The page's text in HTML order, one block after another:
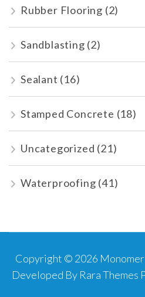
Rubber Flooring (2)
Sandblasting (2)
Sealant (16)
Stamped Concrete (18)
Uncategorized (21)
Waterproofing (41)
Copyright © 2026
Developed By Rara Themes